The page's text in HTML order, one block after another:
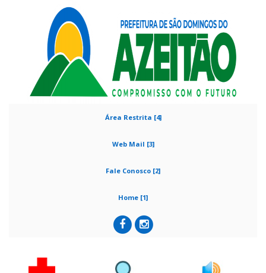
Área Restrita [4]
Web Mail [3]
Fale Conosco [2]
Home [1]